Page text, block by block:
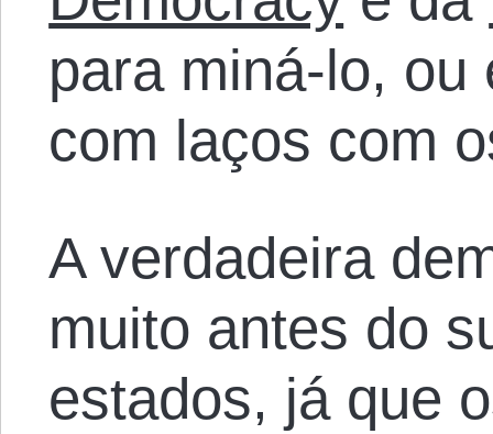
para miná-lo,
com laços com
A verdadeira
muito antes do
estados, já que